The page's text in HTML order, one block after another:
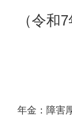
（令和
年金：障害